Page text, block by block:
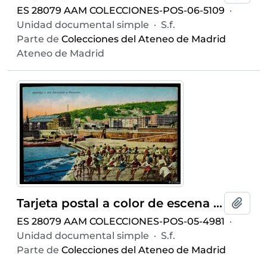
ES 28079 AAM COLECCIONES-POS-06-5109 ·
Unidad documental simple · S.f.
Parte de Colecciones del Ateneo de Madrid
Ateneo de Madrid
Tarjeta postal a color de escena costumbrista de pescadores en la Via Caracciolo de Nápoles editada por Ditta R. Zedda di Vincenzo Carcavallo & C. en la misma ciudad
ES 28079 AAM COLECCIONES-POS-05-4981 ·
Unidad documental simple · S.f.
Parte de Colecciones del Ateneo de Madrid